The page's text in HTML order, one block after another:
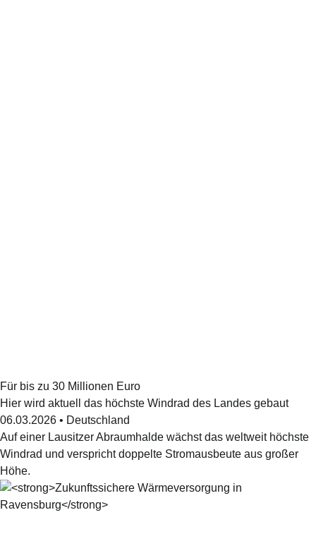
Für bis zu 30 Millionen Euro
Hier wird aktuell das höchste Windrad des Landes gebaut
06.03.2026 • Deutschland
Auf einer Lausitzer Abraumhalde wächst das weltweit höchste
Windrad und verspricht doppelte Stromausbeute aus großer
Höhe.